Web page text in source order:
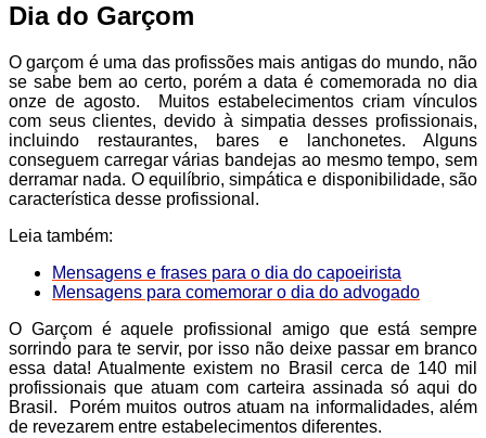
Dia do Garçom
O garçom é uma das profissões mais antigas do mundo, não
se sabe bem ao certo, porém a data é comemorada no dia
onze de agosto. Muitos estabelecimentos criam vínculos
com seus clientes, devido à simpatia desses profissionais,
incluindo restaurantes, bares e lanchonetes. Alguns
conseguem carregar várias bandejas ao mesmo tempo, sem
derramar nada. O equilíbrio, simpática e disponibilidade, são
característica desse profissional.
Leia também:
Mensagens e frases para o dia do capoeirista
Mensagens para comemorar o dia do advogado
O Garçom é aquele profissional amigo que está sempre
sorrindo para te servir, por isso não deixe passar em branco
essa data! Atualmente existem no Brasil cerca de 140 mil
profissionais que atuam com carteira assinada só aqui do
Brasil. Porém muitos outros atuam na informalidades, além
de revezarem entre estabelecimentos diferentes.